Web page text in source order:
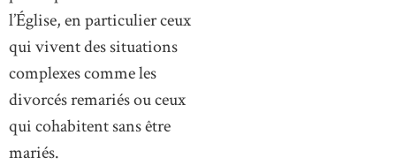
l’Église, en particulier ceux
qui vivent des situations
complexes comme les
divorcés remariés ou ceux
qui cohabitent sans être
mariés.